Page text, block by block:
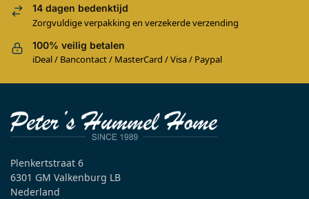
14 dagen bedenktijd
Zorgvuldige verpakking en verzekerde verzending
100% veilig betalen
iDeal / Bancontact / MasterCard / Visa / Paypal
Plenkertstraat 6
6301 GM Valkenburg LB
Nederland